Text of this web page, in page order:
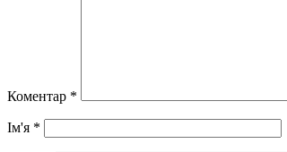
Коментар *
Ім'я *